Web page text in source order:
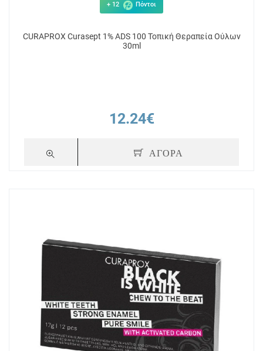
+ 12 Πόντοι
CURAPROX Curasept 1% ADS 100 Τοπική Θεραπεία Ούλων
30ml
12.24€
ΑΓΟΡΑ